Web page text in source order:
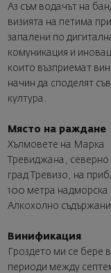
Аз съм водачът на
визията на петима
запалени по
комуникация и
които възприемат
начин да споделят
култура.
Място на раждане
Хълмовете на Марка
Тревиджана, северно
град Тревизо, на
100 метра надморска
Алкохолно
Винификация
Гроздето ми се бере
периоди между